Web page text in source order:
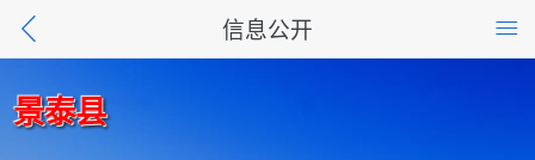
信息公开
景泰县